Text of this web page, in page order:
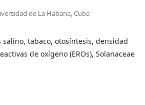
de La Habana, Cuba
salino, tabaco, otosíntesis, densidad
de oxígeno (EROs), Solanaceae